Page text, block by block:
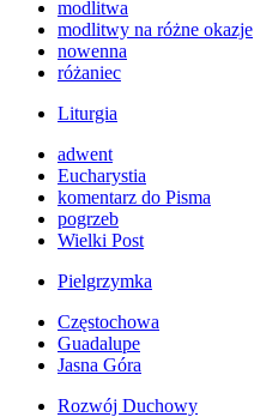
modlitwa
modlitwy na różne okazje
nowenna
różaniec
Liturgia
adwent
Eucharystia
komentarz do Pisma
pogrzeb
Wielki Post
Pielgrzymka
Częstochowa
Guadalupe
Jasna Góra
Rozwój Duchowy